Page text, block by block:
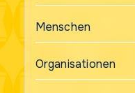
Menschen
Organisationen